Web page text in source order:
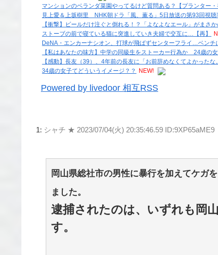
マンションのベランダ菜園やってるけど質問ある？【プランター
見上愛＆上坂樹里 NHK朝ドラ「風、薫る」5日放送の第93回視聴
【衝撃】ビールだけ注ぐと倒れる！？「よなよなエール」がまさ
ストーブの前で寝ている猫に突進していき夫婦で交互に…【再】
DeNA・エンカーナシオン、打球が飛ばずセンターフライ…ベン
【私はあなたの味方】中学の同級生をストーカー行為か 24歳
【感動】長友（39）、4年前の長友に「お前辞めなくてよかった
34歳の女子てどういうイメージ？？
NEW!
Powered by livedoor 相互RSS
1: シャチ ★ 2023/07/04(火) 20:35:46.59 ID:9XP65aME9
岡山県総社市の男性に暴行を加えてケガ
ました。
逮捕されたのは、いずれも岡
す。